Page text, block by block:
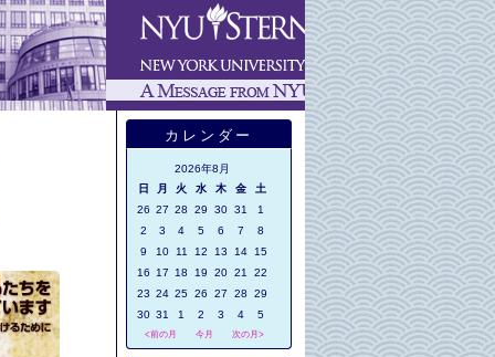
10秒滞在
いいね! --/--
カレンダー
2026年8月
日
月 火 水 木 金
土
26 27 28 29 30 31
1
2
3 4 5 6 7
8
9
10 11 12 13 14
15
16
17 18 19 20 21
22
23 24 25 26 27 28
29
30 31 1 2 3 4 5
<前の月 今月 次の月>